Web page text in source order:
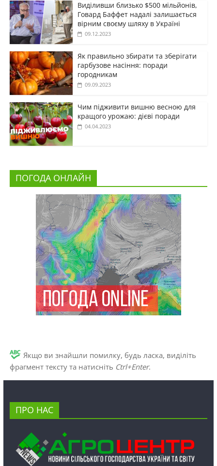
Виділивши близько $500 мільйонів,
Говард Баффет надалі залишається
вірним своєму шляху в Україні
09.12.2023
Як правильно збирати та зберігати
гарбузове насіння: поради
городникам
09.09.2023
Чим підживити вишню весною для
кращого урожаю: дієві поради
04.04.2023
ПОГОДА ОНЛАЙН
Якщо ви знайшли помилку, будь ласка, виділіть
фрагмент тексту та натисніть Ctrl+Enter.
ПРО НАС